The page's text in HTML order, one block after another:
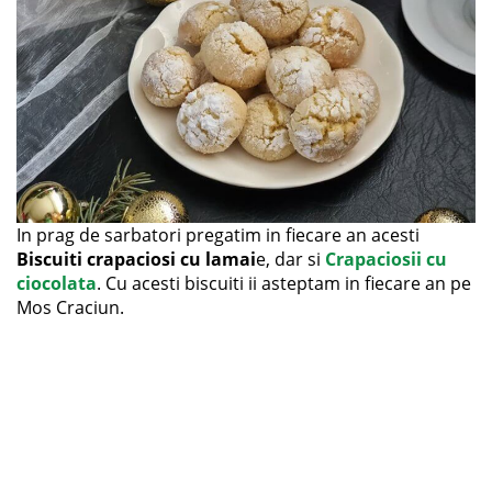
In prag de sarbatori pregatim in fiecare an acesti
Biscuiti crapaciosi cu lamaie, dar si Crapaciosii cu
ciocolata. Cu acesti biscuiti ii asteptam in fiecare an pe
Mos Craciun.